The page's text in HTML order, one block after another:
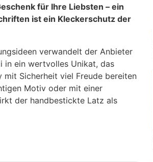
für Ihre Liebsten – ein
ist ein Kleckerschutz der
verwandelt der Anbieter
in ein wertvolles Unikat, das
mit Sicherheit viel Freude bereiten
Motiv oder mit einer
der handbestickte Latz als